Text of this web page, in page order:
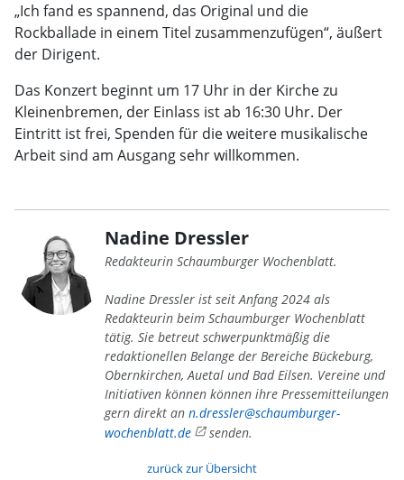
„Ich fand es spannend, das Original und die
Rockballade in einem Titel zusammenzufügen“, äußert
der Dirigent.
Das Konzert beginnt um 17 Uhr in der Kirche zu
Kleinenbremen, der Einlass ist ab 16:30 Uhr. Der
Eintritt ist frei, Spenden für die weitere musikalische
Arbeit sind am Ausgang sehr willkommen.
Nadine Dressler
Redakteurin Schaumburger Wochenblatt.
Nadine Dressler ist seit Anfang 2024 als
Redakteurin beim Schaumburger Wochenblatt
tätig. Sie betreut schwerpunktmäßig die
redaktionellen Belange der Bereiche Bückeburg,
Obernkirchen, Auetal und Bad Eilsen. Vereine und
Initiativen können können ihre Pressemitteilungen
gern direkt an n.dressler@schaumburger-
wochenblatt.de
senden.
zurück zur Übersicht